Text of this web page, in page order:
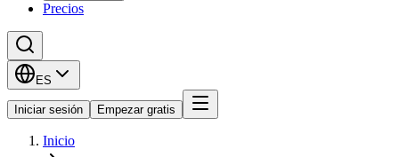
Precios
ES
Iniciar sesión Empezar gratis
Inicio